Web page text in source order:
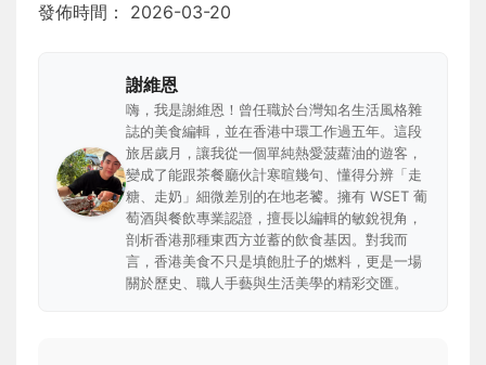
發佈時間： 2026-03-20
謝維恩
嗨，我是謝維恩！曾任職於台灣知名生活風格雜
誌的美食編輯，並在香港中環工作過五年。這段
旅居歲月，讓我從一個單純熱愛菠蘿油的遊客，
變成了能跟茶餐廳伙計寒暄幾句、懂得分辨「走
糖、走奶」細微差別的在地老饕。擁有 WSET 葡
萄酒與餐飲專業認證，擅長以編輯的敏銳視角，
剖析香港那種東西方並蓄的飲食基因。對我而
言，香港美食不只是填飽肚子的燃料，更是一場
關於歷史、職人手藝與生活美學的精彩交匯。